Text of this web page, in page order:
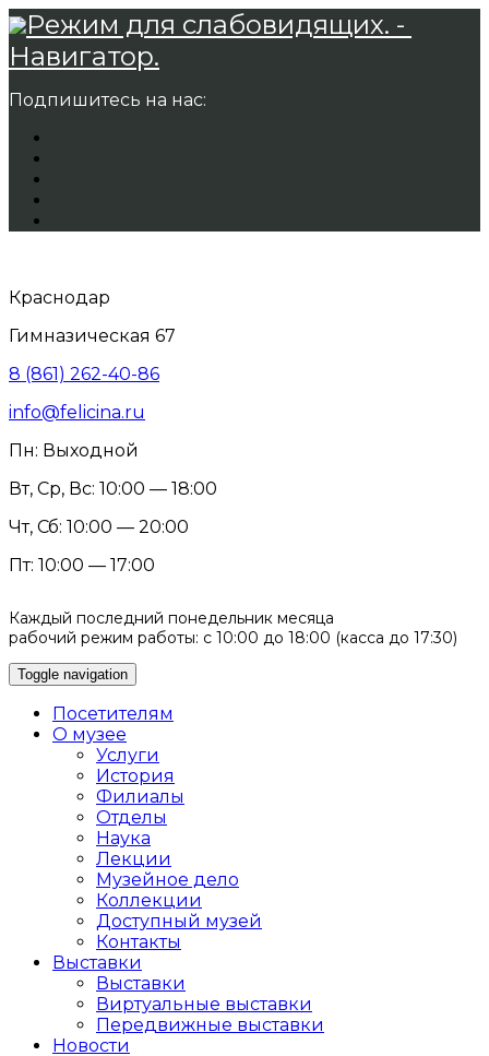
Режим для слабовидящих. -
Навигатор.
Подпишитесь на нас:
Краснодар
Гимназическая 67
8 (861) 262-40-86
info@felicina.ru
Пн: Выходной
Вт, Ср, Вс: 10:00 — 18:00
Чт, Сб: 10:00 — 20:00
Пт: 10:00 — 17:00
Каждый последний понедельник месяца
рабочий режим работы: с 10:00 до 18:00 (касса до 17:30)
Toggle navigation
Посетителям
О музее
Услуги
История
Филиалы
Отделы
Наука
Лекции
Музейное дело
Коллекции
Доступный музей
Контакты
Выставки
Выставки
Виртуальные выставки
Передвижные выставки
Новости